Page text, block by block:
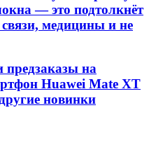
— это подтолкнёт
медицины и не
предзаказы на
Huawei Mate XT
новинки